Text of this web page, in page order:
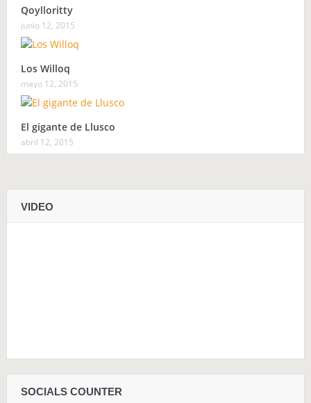
Qoylloritty
junio 12, 2015
Los Willoq
mayo 12, 2015
El gigante de Llusco
abril 12, 2015
VIDEO
SOCIALS COUNTER